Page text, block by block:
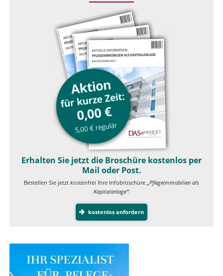
Erhalten Sie jetzt die Broschüre kostenlos per
Mail oder Post.
Bestellen Sie jetzt kostenfrei Ihre Infobroschüre „Pflegeimmobilien als
Kapitalanlage”:
kostenlos anfordern